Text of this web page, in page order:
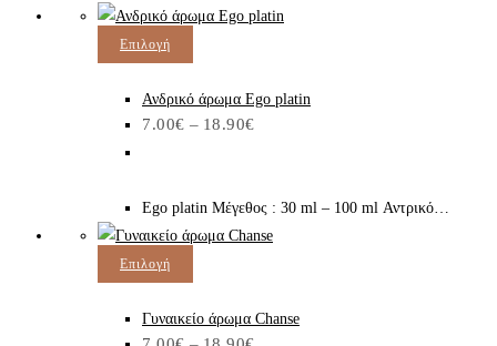
επιλογές
επιλεγούν
στη
προϊόντος
Επιλογή
προϊόν
έχει
Οι
επιλογές
επιλεγούν
Ανδρικό άρωμα Ego platin
7.00€ – 18.90€
range:
Ego platin Μέγεθος : 30 ml – 100 ml Αντρικό…
Επιλογή
προϊόν
Γυναικείο άρωμα Chanse